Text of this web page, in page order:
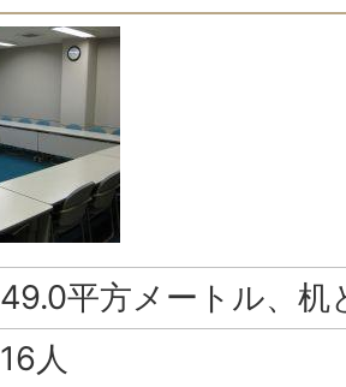
49.0平方メートル、机
16人